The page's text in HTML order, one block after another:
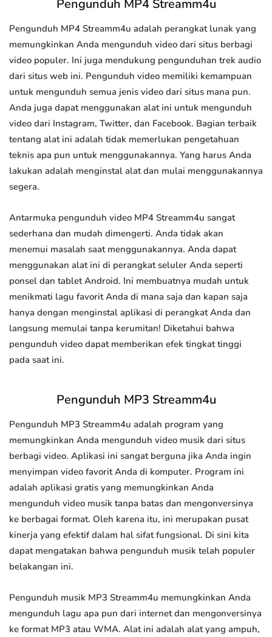
Pengunduh MP4 Streamm4u
Pengunduh MP4 Streamm4u adalah perangkat lunak yang
memungkinkan Anda mengunduh video dari situs berbagi
video populer. Ini juga mendukung pengunduhan trek audio
dari situs web ini. Pengunduh video memiliki kemampuan
untuk mengunduh semua jenis video dari situs mana pun.
Anda juga dapat menggunakan alat ini untuk mengunduh
video dari Instagram, Twitter, dan Facebook. Bagian terbaik
tentang alat ini adalah tidak memerlukan pengetahuan
teknis apa pun untuk menggunakannya. Yang harus Anda
lakukan adalah menginstal alat dan mulai menggunakannya
segera.
Antarmuka pengunduh video MP4 Streamm4u sangat
sederhana dan mudah dimengerti. Anda tidak akan
menemui masalah saat menggunakannya. Anda dapat
menggunakan alat ini di perangkat seluler Anda seperti
ponsel dan tablet Android. Ini membuatnya mudah untuk
menikmati lagu favorit Anda di mana saja dan kapan saja
hanya dengan menginstal aplikasi di perangkat Anda dan
langsung memulai tanpa kerumitan! Diketahui bahwa
pengunduh video dapat memberikan efek tingkat tinggi
pada saat ini.
Pengunduh MP3 Streamm4u
Pengunduh MP3 Streamm4u adalah program yang
memungkinkan Anda mengunduh video musik dari situs
berbagi video. Aplikasi ini sangat berguna jika Anda ingin
menyimpan video favorit Anda di komputer. Program ini
adalah aplikasi gratis yang memungkinkan Anda
mengunduh video musik tanpa batas dan mengonversinya
ke berbagai format. Oleh karena itu, ini merupakan pusat
kinerja yang efektif dalam hal sifat fungsional. Di sini kita
dapat mengatakan bahwa pengunduh musik telah populer
belakangan ini.
Pengunduh musik MP3 Streamm4u memungkinkan Anda
mengunduh lagu apa pun dari internet dan mengonversinya
ke format MP3 atau WMA. Alat ini adalah alat yang ampuh,